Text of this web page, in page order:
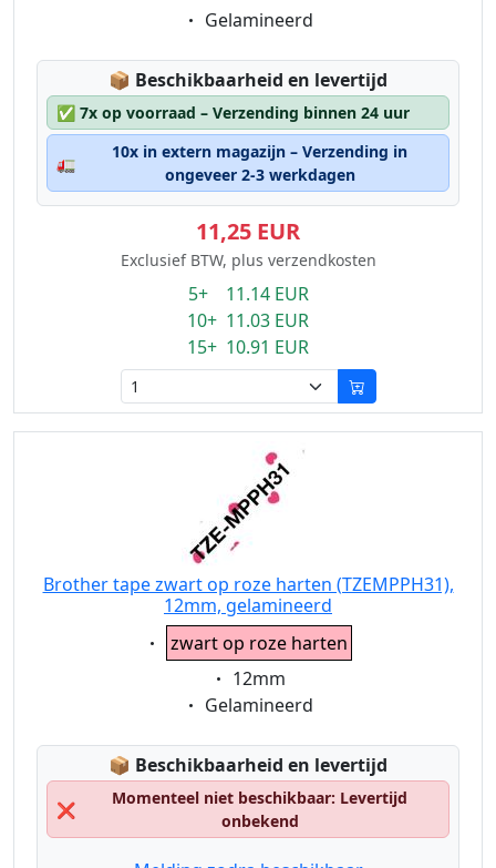
Eigenschaft:
Gelamineerd
📦 Lagerstatus:
Beschikbaarheid en levertijd
✅ 7x op voorraad – Verzending binnen 24 uur
🚛
10x in extern magazijn – Verzending in
ongeveer 2-3 werkdagen
11,25 EUR
Exclusief BTW, plus verzendkosten
5+ 11.14 EUR
10+ 11.03 EUR
15+ 10.91 EUR
Brother tape zwart op roze harten (TZEMPPH31),
12mm, gelamineerd
Eigenschaft:
zwart op roze harten
Eigenschaft:
12mm
Eigenschaft:
Gelamineerd
📦 Lagerstatus:
Beschikbaarheid en levertijd
❌
Momenteel niet beschikbaar: Levertijd
onbekend